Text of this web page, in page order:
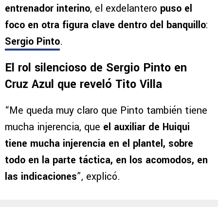
entrenador interino, el exdelantero puso el
foco en otra figura clave dentro del banquillo:
Sergio Pinto.
El rol silencioso de Sergio Pinto en
Cruz Azul que reveló Tito Villa
“Me queda muy claro que Pinto también tiene
mucha injerencia, que el auxiliar de Huiqui
tiene mucha injerencia en el plantel, sobre
todo en la parte táctica, en los acomodos, en
las indicaciones”, explicó.